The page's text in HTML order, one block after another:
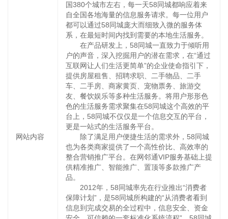
网站内容
国380个城市左右，每一天58同城都响应着来
自全国各地海量的信息服务请求。每一位用户
都可以通过58同城庞大而细致入微的服务体
系，在最短时间内找到需要的本地生活服务。
在产品研发上，58同城一直致力于倾听用
户的声音，深入挖掘用户的潜在需求，在“通过
互联网让人们生活更简单”的企业使命指引下，
提供房屋租售、招聘求职、二手物品、二手
车、二手房、商家黄页、宠物票务、旅游交
友、餐饮娱乐等多种生活服务。将用户形形色
色的生活服务需求聚集在58同城这个高效的平
台上，58同城不仅仅是一个信息交互的平台，
更是一站式的生活服务平台。
除了满足用户便捷生活的需求外，58同城
也为各类商家提供了一个高性价比、高效率的
整合营销推广平台。在网邻通VIP服务基础上提
供精准推广、智能推广、置顶等多款推广产
品。
2012年，58同城率先在行业推出“消费者
保障计划”，是58同城所构建的“从消费者看到
信息到完成交易的全过程中，信息安全、资金